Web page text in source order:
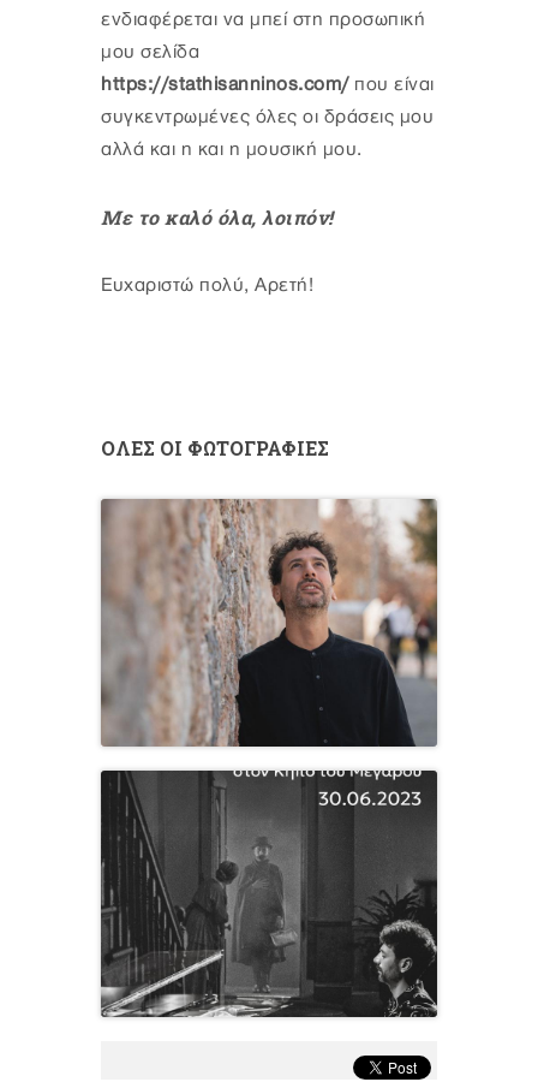
ενδιαφέρεται να μπεί στη προσωπική
μου σελίδα
https://stathisanninos.com/ που είναι
συγκεντρωμένες όλες οι δράσεις μου
αλλά και η και η μουσική μου.
Με το καλό όλα, λοιπόν!
Ευχαριστώ πολύ, Αρετή!
ΟΛΕΣ ΟΙ ΦΩΤΟΓΡΑΦΙΕΣ